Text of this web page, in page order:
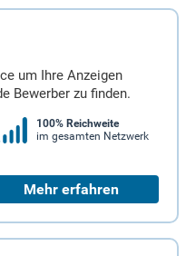
um Ihre Anzeigen
Bewerber zu finden.
100% Reichweite
im gesamten Netzwerk
Mehr erfahren